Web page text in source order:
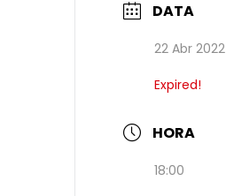
DATA
22 Abr 2022
Expired!
HORA
18:00